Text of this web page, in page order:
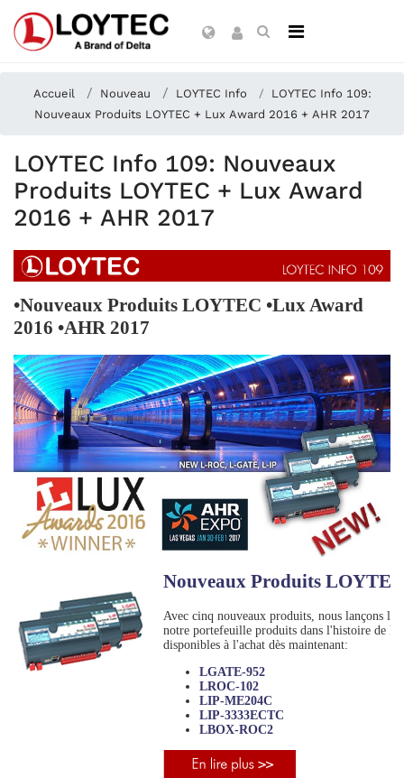
Accueil Nouveau LOYTEC Info
LOYTEC Info 109:
Nouveaux Produits LOYTEC + Lux Award 2016 + AHR 2017
LOYTEC Info 109: Nouveaux
Produits LOYTEC + Lux Award
2016 + AHR 2017